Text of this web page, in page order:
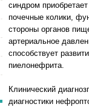
синдром
почечные колики,
стороны органов
артериальное
способствует
пиелонефрита.
Клинический
диагностики